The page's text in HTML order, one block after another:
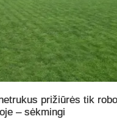
prižiūrės tik
– sėkmingi